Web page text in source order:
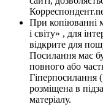
При копіюванні
і світу» , для
відкрите для
Посилання має
повного або
Гіперпосилання
розміщена в
матеріалу.